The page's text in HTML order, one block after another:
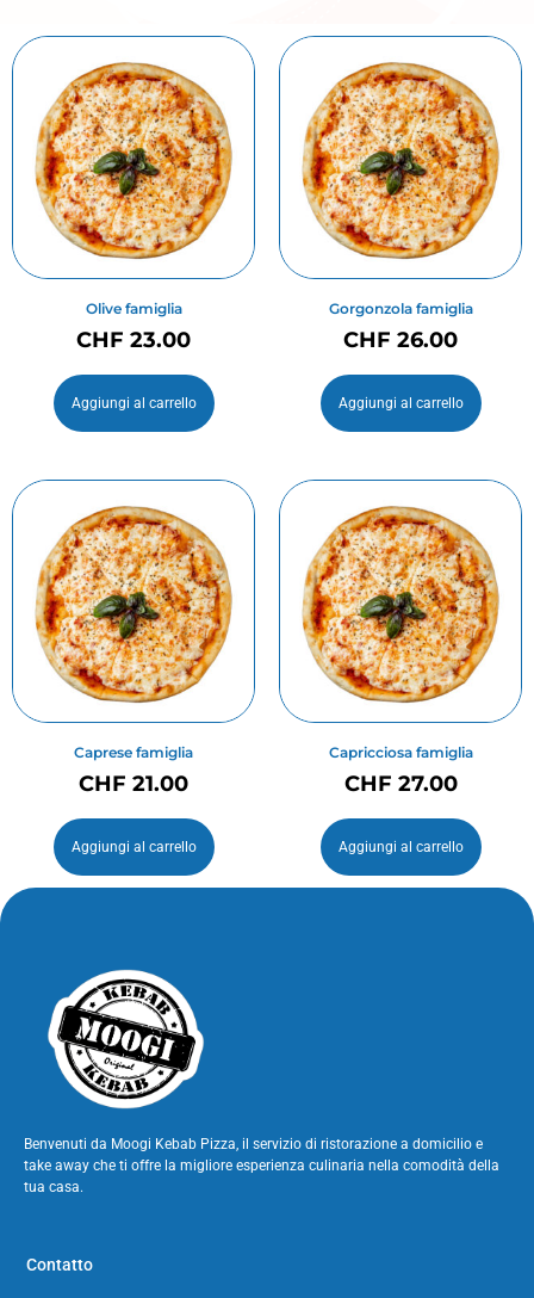
Olive famiglia
CHF 23.00
Aggiungi al carrello
Gorgonzola famiglia
CHF 26.00
Aggiungi al carrello
Caprese famiglia
CHF 21.00
Aggiungi al carrello
Capricciosa famiglia
CHF 27.00
Aggiungi al carrello
Benvenuti da Moogi Kebab Pizza, il servizio di ristorazione a domicilio e
take away che ti offre la migliore esperienza culinaria nella comodità della
tua casa.
Contatto